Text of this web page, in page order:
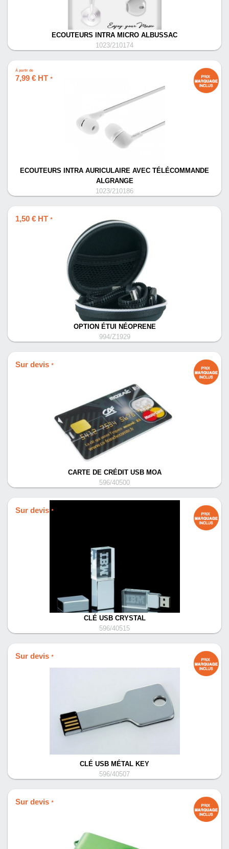
ECOUTEURS INTRA MICRO ALBUSSAC
1023/210174
À partir de
7,99 € HT *
ECOUTEURS INTRA AURICULAIRE AVEC TÉLÉCOMMANDE
ALGRANGE
1023/210186
1,50 € HT *
OPTION ÉTUI NÉOPRENE
994/Z1929
Sur devis *
CARTE DE CRÉDIT USB MOA
596/40500
Sur devis *
CLÉ USB CRYSTAL
596/40515
Sur devis *
CLÉ USB MÉTAL KEY
596/40507
Sur devis *